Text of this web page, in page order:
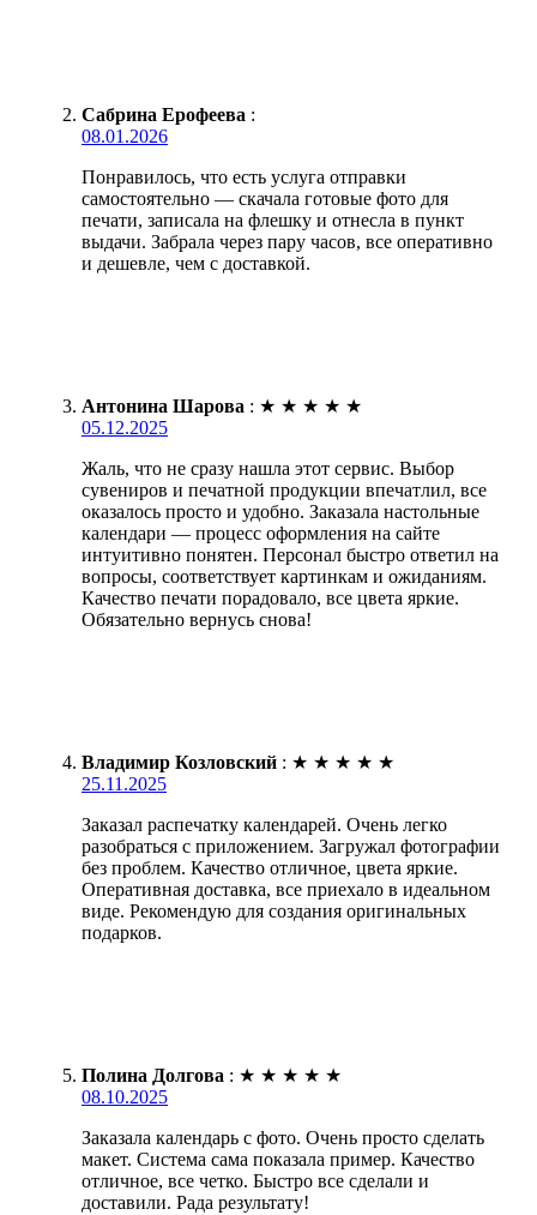
Сабрина Ерофеева :
08.01.2026
Понравилось, что есть услуга отправки
самостоятельно — скачала готовые фото для
печати, записала на флешку и отнесла в пункт
выдачи. Забрала через пару часов, все оперативно
и дешевле, чем с доставкой.
Антонина Шарова : ★ ★ ★ ★ ★
05.12.2025
Жаль, что не сразу нашла этот сервис. Выбор
сувениров и печатной продукции впечатлил, все
оказалось просто и удобно. Заказала настольные
календари — процесс оформления на сайте
интуитивно понятен. Персонал быстро ответил на
вопросы, соответствует картинкам и ожиданиям.
Качество печати порадовало, все цвета яркие.
Обязательно вернусь снова!
Владимир Козловский : ★ ★ ★ ★ ★
25.11.2025
Заказал распечатку календарей. Очень легко
разобраться с приложением. Загружал фотографии
без проблем. Качество отличное, цвета яркие.
Оперативная доставка, все приехало в идеальном
виде. Рекомендую для создания оригинальных
подарков.
Полина Долгова : ★ ★ ★ ★ ★
08.10.2025
Заказала календарь с фото. Очень просто сделать
макет. Система сама показала пример. Качество
отличное, все четко. Быстро все сделали и
доставили. Рада результату!